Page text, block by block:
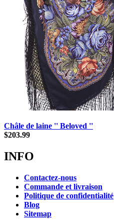
Châle de laine '' Beloved ''
$203.99
INFO
Contactez-nous
Commande et livraison
Politique de confidentialité
Blog
Sitemap